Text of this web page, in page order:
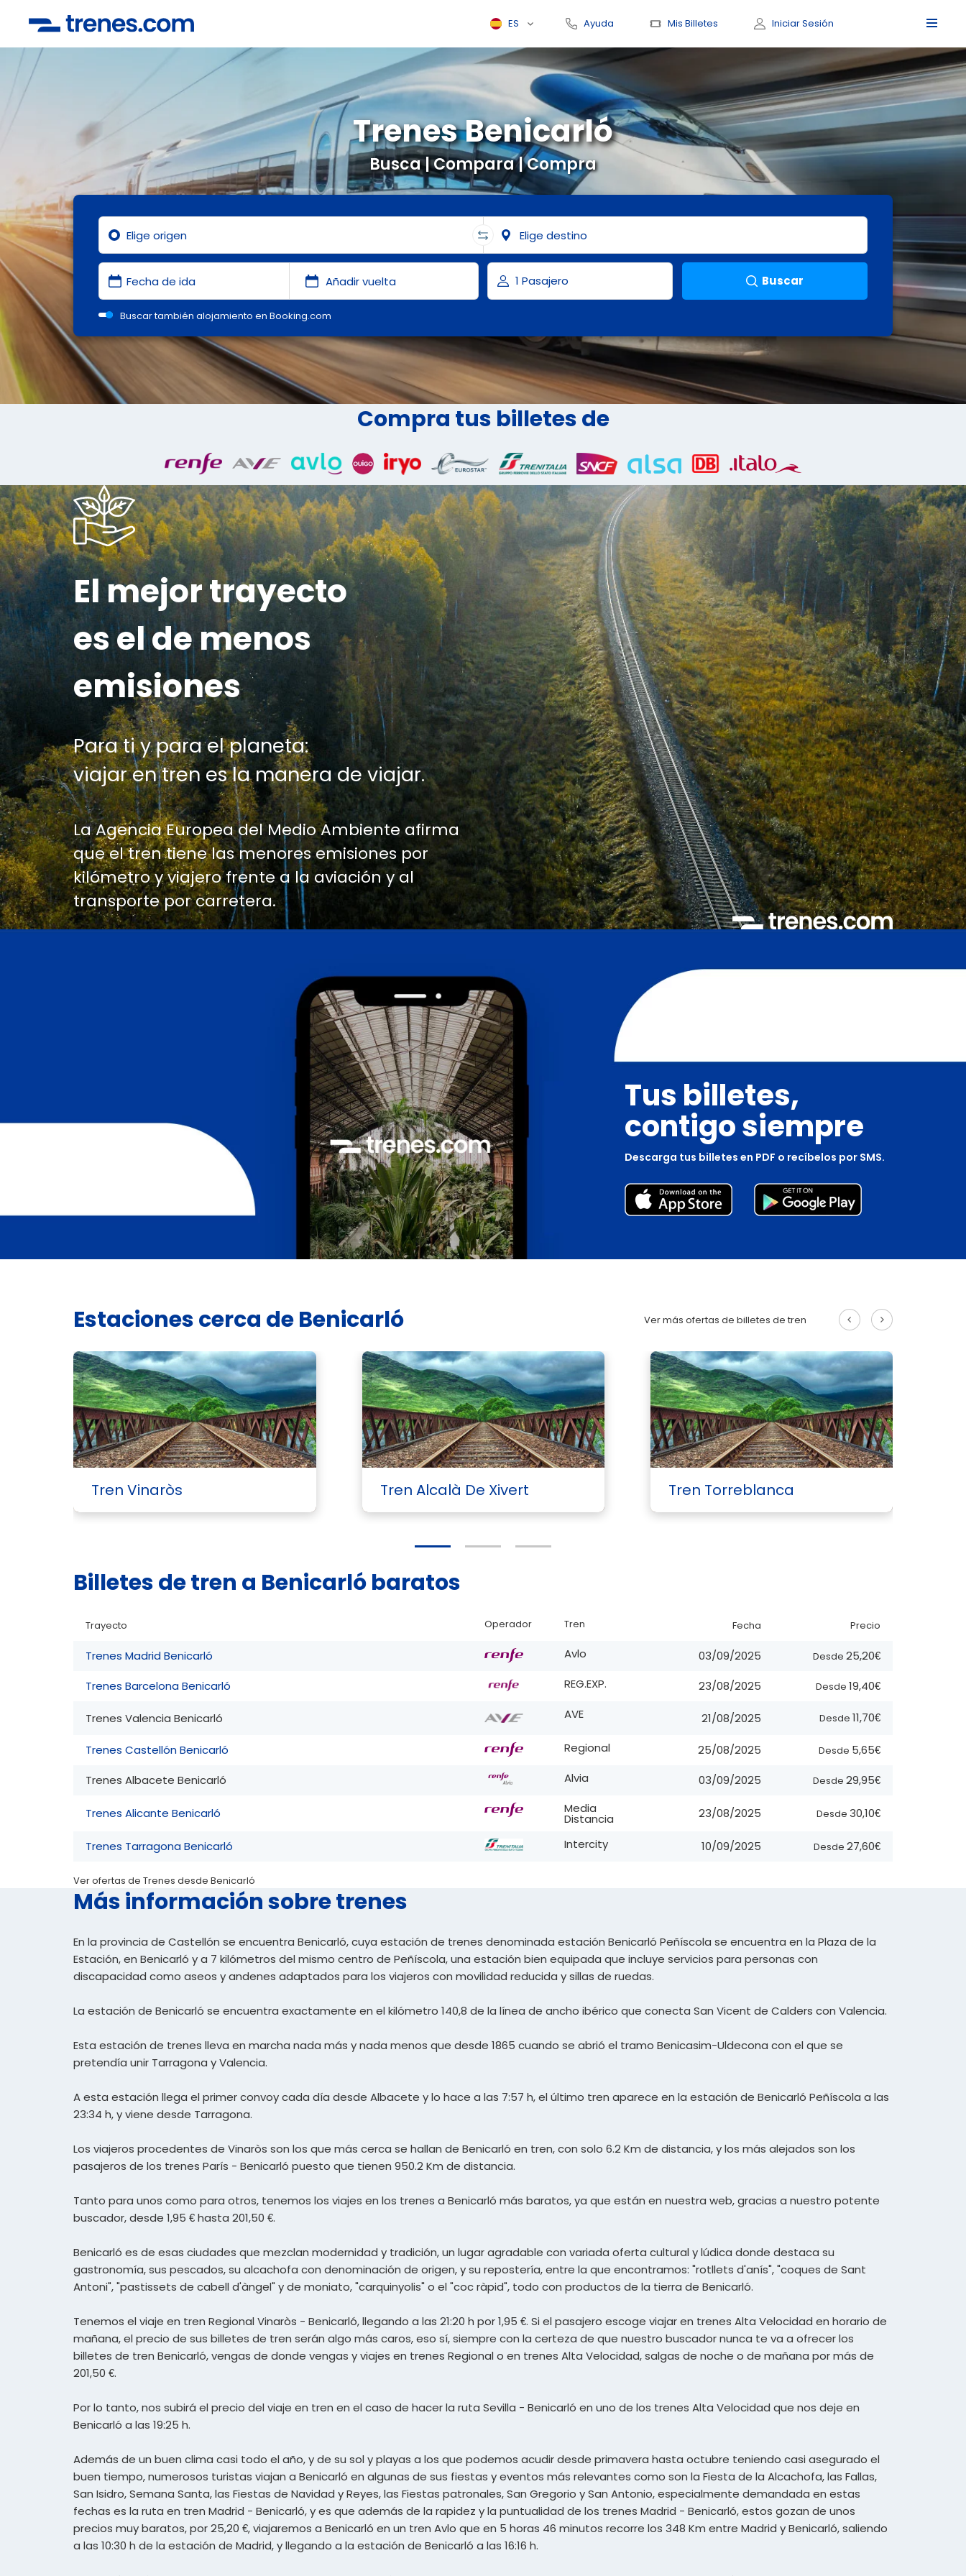
ES Ayuda Mis Billetes Iniciar Sesión
Busca | Compara | Compra
Trenes Benicarló
Buscar
Buscar también alojamiento en Booking.com
Compra tus billetes de
El mejor trayecto
es el de menos
emisiones
Para ti y para el planeta:
viajar en tren es la manera de viajar.
La Agencia Europea del Medio Ambiente afirma
que el tren tiene las menores emisiones por
kilómetro y viajero frente a la aviación y al
transporte por carretera.
Tus billetes,
contigo siempre
Descarga tus billetes en PDF o recíbelos por SMS.
Estaciones cerca de Benicarló Ver más ofertas de billetes de tren
Tren Vinaròs Tren Alcalà De Xivert Tren Torreblanca
Billetes de tren a Benicarló baratos
Trayecto Operador Tren Fecha Precio
Trenes Madrid Benicarló Avlo 03/09/2025 Desde 25,20€
Trenes Barcelona Benicarló REG.EXP. 23/08/2025 Desde 19,40€
Trenes Valencia Benicarló AVE 21/08/2025 Desde 11,70€
Trenes Castellón Benicarló Regional 25/08/2025 Desde 5,65€
Trenes Albacete Benicarló Alvia 03/09/2025 Desde 29,95€
Trenes Alicante Benicarló Media
Distancia 23/08/2025 Desde 30,10€
Trenes Tarragona Benicarló Intercity 10/09/2025 Desde 27,60€
Ver ofertas de Trenes desde Benicarló
Más información sobre trenes
En la provincia de Castellón se encuentra Benicarló, cuya estación de trenes denominada estación Benicarló Peñíscola se encuentra en la Plaza de la
Estación, en Benicarló y a 7 kilómetros del mismo centro de Peñíscola, una estación bien equipada que incluye servicios para personas con
discapacidad como aseos y andenes adaptados para los viajeros con movilidad reducida y sillas de ruedas.
La estación de Benicarló se encuentra exactamente en el kilómetro 140,8 de la línea de ancho ibérico que conecta San Vicent de Calders con Valencia.
Esta estación de trenes lleva en marcha nada más y nada menos que desde 1865 cuando se abrió el tramo Benicasim-Uldecona con el que se
pretendía unir Tarragona y Valencia.
A esta estación llega el primer convoy cada día desde Albacete y lo hace a las 7:57 h, el último tren aparece en la estación de Benicarló Peñíscola a las
23:34 h, y viene desde Tarragona.
Los viajeros procedentes de Vinaròs son los que más cerca se hallan de Benicarló en tren, con solo 6.2 Km de distancia, y los más alejados son los
pasajeros de los trenes París - Benicarló puesto que tienen 950.2 Km de distancia.
Tanto para unos como para otros, tenemos los viajes en los trenes a Benicarló más baratos, ya que están en nuestra web, gracias a nuestro potente
buscador, desde 1,95 € hasta 201,50 €.
Benicarló es de esas ciudades que mezclan modernidad y tradición, un lugar agradable con variada oferta cultural y lúdica donde destaca su
gastronomía, sus pescados, su alcachofa con denominación de origen, y su repostería, entre la que encontramos: "rotllets d'anís", "coques de Sant
Antoni", "pastissets de cabell d'àngel" y de moniato, "carquinyolis" o el "coc ràpid", todo con productos de la tierra de Benicarló.
Tenemos el viaje en tren Regional Vinaròs - Benicarló, llegando a las 21:20 h por 1,95 €. Si el pasajero escoge viajar en trenes Alta Velocidad en horario de
mañana, el precio de sus billetes de tren serán algo más caros, eso sí, siempre con la certeza de que nuestro buscador nunca te va a ofrecer los
billetes de tren Benicarló, vengas de donde vengas y viajes en trenes Regional o en trenes Alta Velocidad, salgas de noche o de mañana por más de
201,50 €.
Por lo tanto, nos subirá el precio del viaje en tren en el caso de hacer la ruta Sevilla - Benicarló en uno de los trenes Alta Velocidad que nos deje en
Benicarló a las 19:25 h.
Además de un buen clima casi todo el año, y de su sol y playas a los que podemos acudir desde primavera hasta octubre teniendo casi asegurado el
buen tiempo, numerosos turistas viajan a Benicarló en algunas de sus fiestas y eventos más relevantes como son la Fiesta de la Alcachofa, las Fallas,
San Isidro, Semana Santa, las Fiestas de Navidad y Reyes, las Fiestas patronales, San Gregorio y San Antonio, especialmente demandada en estas
fechas es la ruta en tren Madrid - Benicarló, y es que además de la rapidez y la puntualidad de los trenes Madrid - Benicarló, estos gozan de unos
precios muy baratos, por 25,20 €, viajaremos a Benicarló en un tren Avlo que en 5 horas 46 minutos recorre los 348 Km entre Madrid y Benicarló, saliendo
a las 10:30 h de la estación de Madrid, y llegando a la estación de Benicarló a las 16:16 h.